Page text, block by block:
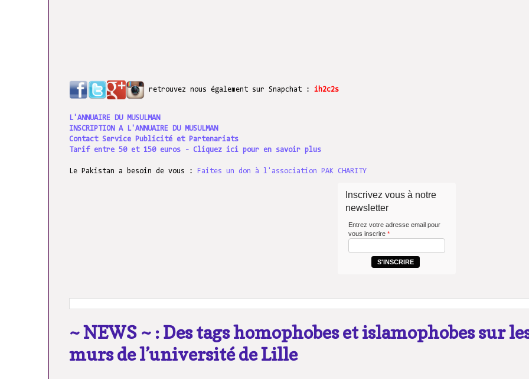
retrouvez nous également sur Snapchat : ih2c2s
L'ANNUAIRE DU MUSULMAN
INSCRIPTION A L'ANNUAIRE DU MUSULMAN
Contact Service Publicité et Partenariats
Tarif entre 50 et 150 euros - Cliquez ici pour en savoir plus
Le Pakistan a besoin de vous : Faites un don à l'association PAK CHARITY
Inscrivez vous à notre
newsletter
Entrez votre adresse email pour
vous inscrire *
S'INSCRIRE
~ NEWS ~ : Des tags homophobes et islamophobes sur
murs de l’université de Lille